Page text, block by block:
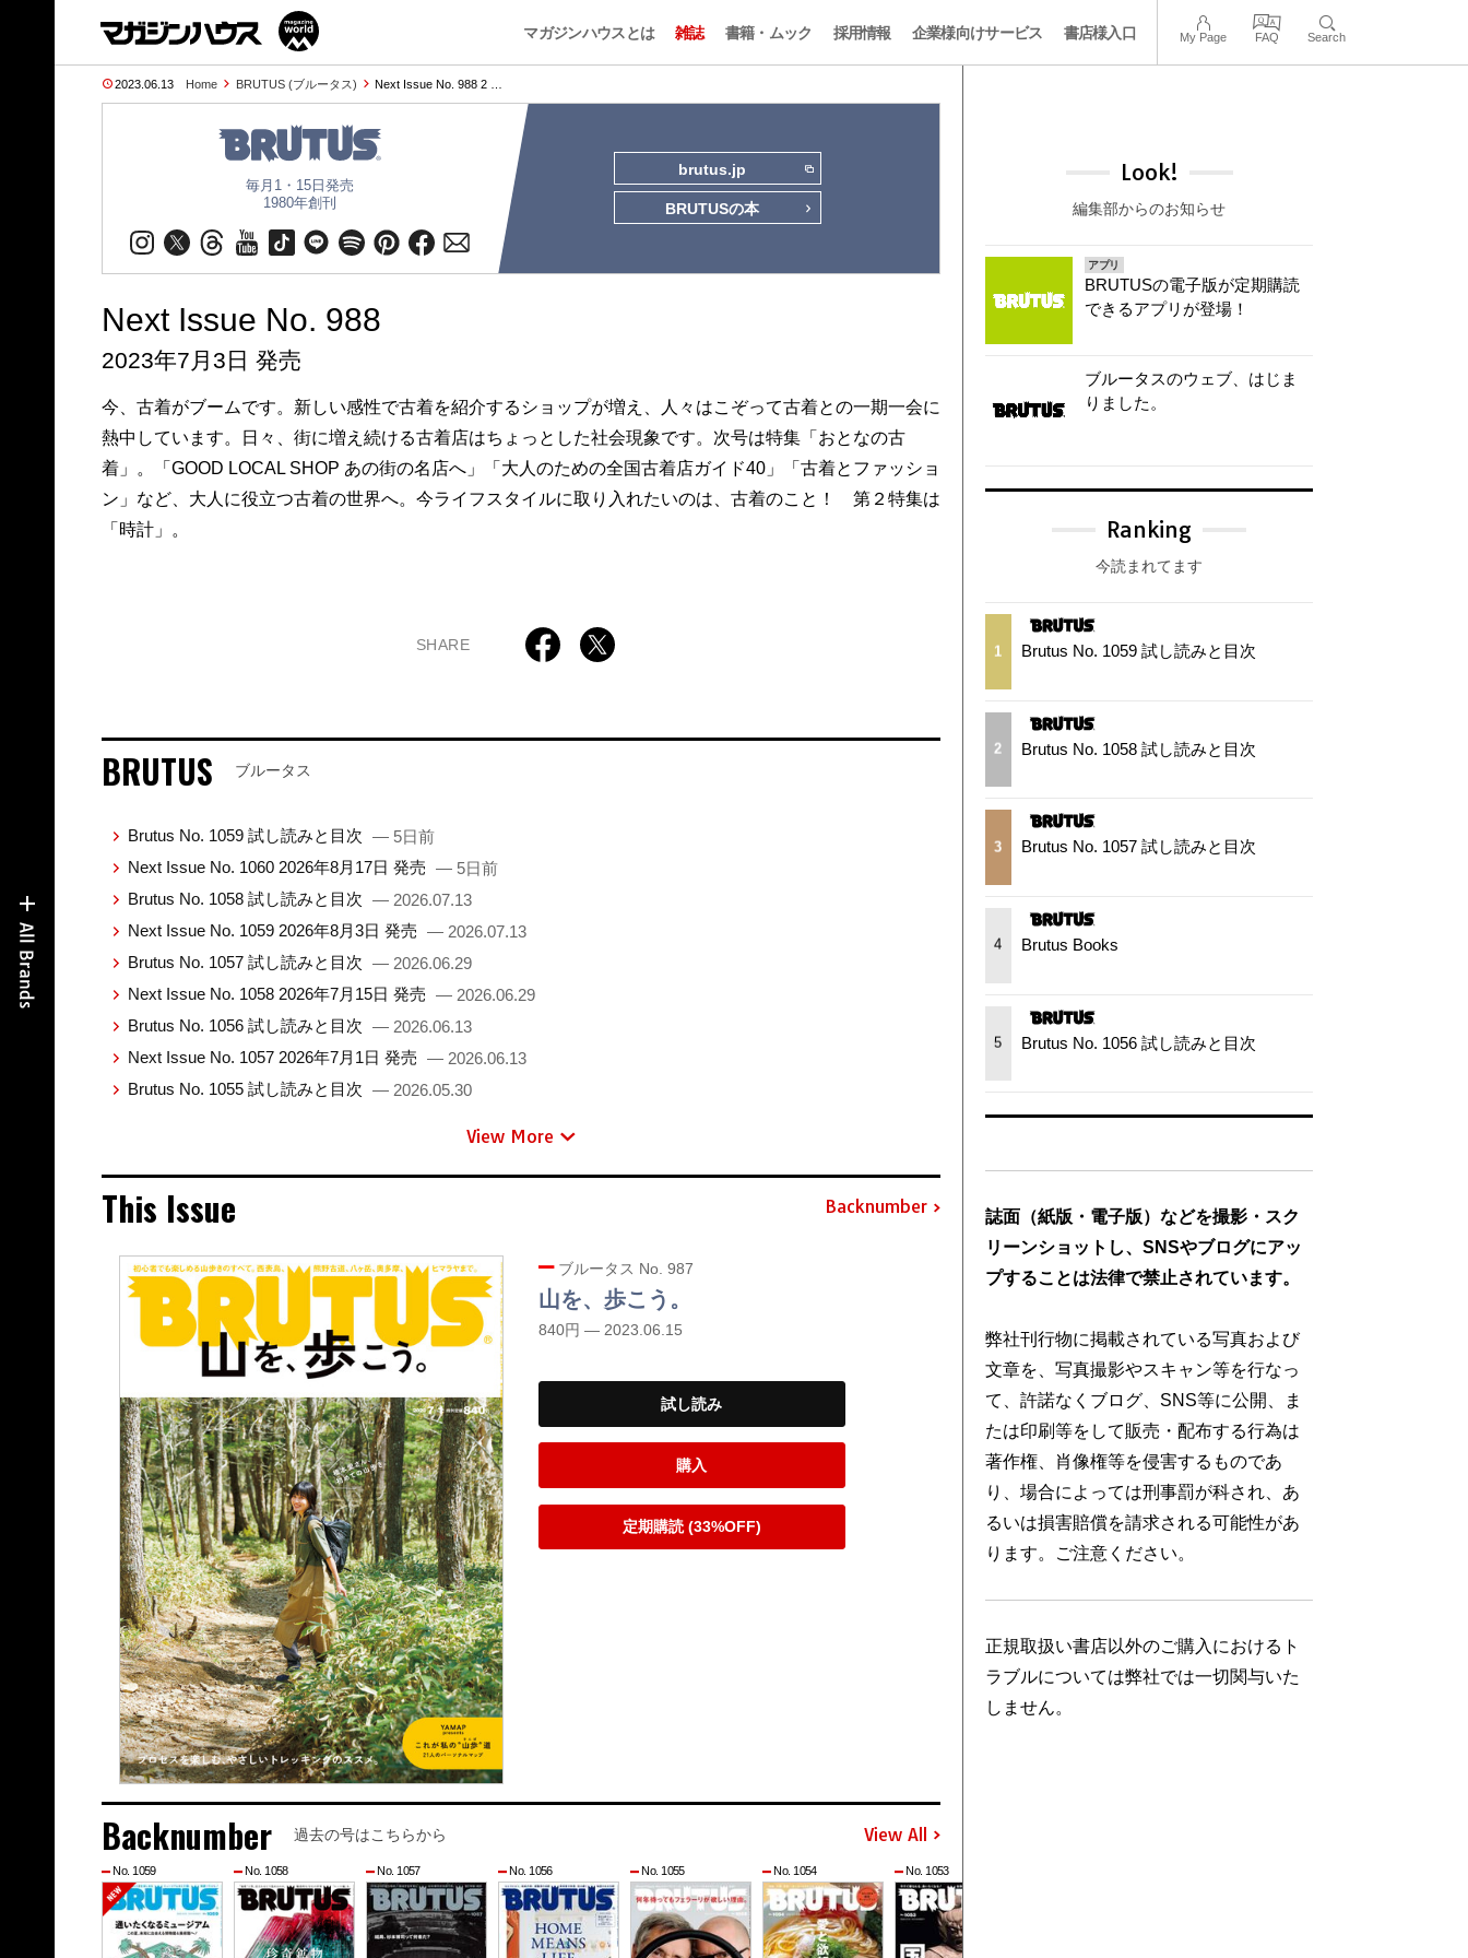
マガジンハウスとは 雑誌 書籍・ムック 採用情報 企業様向けサービス 書店様入口 My Page FAQ Search
2023.06.13 Home BRUTUS (ブルータス) Next Issue No. 988 2 …
毎月1・15日発売
1980年創刊
brutus.jp
BRUTUSの本
Next Issue No. 988
2023年7月3日 発売
今、古着がブームです。新しい感性で古着を紹介するショップが増え、人々はこぞって古着との一期一会に
熱中しています。日々、街に増え続ける古着店はちょっとした社会現象です。次号は特集「おとなの古
着」。「GOOD LOCAL SHOP あの街の名店へ」「大人のための全国古着店ガイド40」「古着とファッショ
ン」など、大人に役立つ古着の世界へ。今ライフスタイルに取り入れたいのは、古着のこと！ 第２特集は
「時計」。
SHARE
BRUTUS ブルータス
Brutus No. 1059 試し読みと目次 — 5日前
Next Issue No. 1060 2026年8月17日 発売 — 5日前
Brutus No. 1058 試し読みと目次 — 2026.07.13
Next Issue No. 1059 2026年8月3日 発売 — 2026.07.13
Brutus No. 1057 試し読みと目次 — 2026.06.29
Next Issue No. 1058 2026年7月15日 発売 — 2026.06.29
Brutus No. 1056 試し読みと目次 — 2026.06.13
Next Issue No. 1057 2026年7月1日 発売 — 2026.06.13
Brutus No. 1055 試し読みと目次 — 2026.05.30
View More
This Issue Backnumber
ブルータス No. 987
山を、歩こう。
840円 — 2023.06.15
試し読み
購入
定期購読 (33%OFF)
Backnumber 過去の号はこちらから View All
No. 1059 No. 1058 No. 1057 No. 1056 No. 1055 No. 1054 No. 1053
Look!
編集部からのお知らせ
アプリ
BRUTUSの電子版が定期購読
できるアプリが登場！
ブルータスのウェブ、はじま
りました。
Ranking
今読まれてます
1 Brutus No. 1059 試し読みと目次
2 Brutus No. 1058 試し読みと目次
3 Brutus No. 1057 試し読みと目次
4 Brutus Books
5 Brutus No. 1056 試し読みと目次
誌面（紙版・電子版）などを撮影・スク
リーンショットし、SNSやブログにアッ
プすることは法律で禁止されています。
弊社刊行物に掲載されている写真および
文章を、写真撮影やスキャン等を行なっ
て、許諾なくブログ、SNS等に公開、ま
たは印刷等をして販売・配布する行為は
著作権、肖像権等を侵害するものであ
り、場合によっては刑事罰が科され、あ
るいは損害賠償を請求される可能性があ
ります。ご注意ください。
正規取扱い書店以外のご購入におけるト
ラブルについては弊社では一切関与いた
しません。